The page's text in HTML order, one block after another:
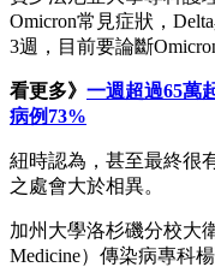
Omicron常見症狀，
3週，目前要論斷
看更多》 一週超過65萬
病例73%
紐時認為，甚至最終很
之處會大於相異。
加州大學洛杉磯分校大
Medicine）傳染病專科